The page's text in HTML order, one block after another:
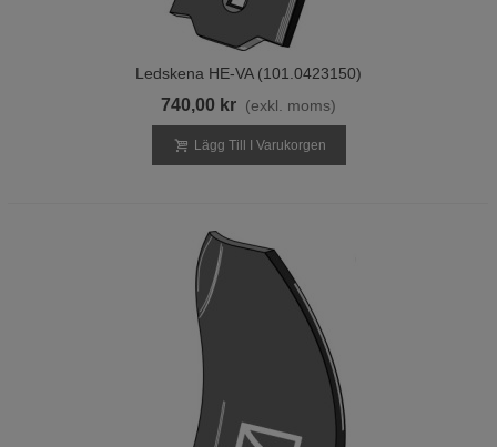
Ledskena HE-VA (101.0423150)
740,00 kr (exkl. moms)
Lägg Till I Varukorgen